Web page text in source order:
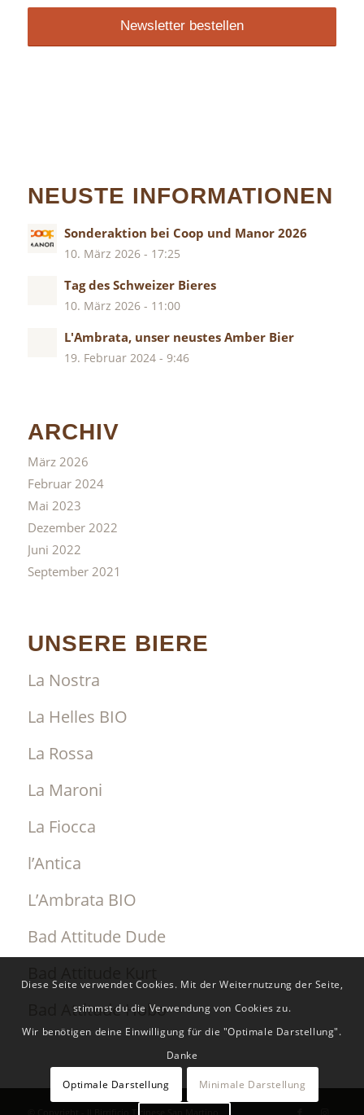
NEUSTE INFORMATIONEN
Sonderaktion bei Coop und Manor 2026
10. März 2026 - 17:25
Tag des Schweizer Bieres
10. März 2026 - 11:00
L'Ambrata, unser neustes Amber Bier
19. Februar 2024 - 9:46
ARCHIV
März 2026
Februar 2024
Mai 2023
Dezember 2022
Juni 2022
September 2021
UNSERE BIERE
La Nostra
La Helles BIO
La Rossa
La Maroni
La Fiocca
l’Antica
L’Ambrata BIO
Bad Attitude Dude
Bad Attitude Hobo
Diese Seite verwendet Cookies. Mit der Weiternutzung der Seite,
stimmst du die Verwendung von Cookies zu.
Wir benötigen deine Einwilligung für die "Optimale Darstellung".
Danke
Optimale Darstellung Minimale Darstellung